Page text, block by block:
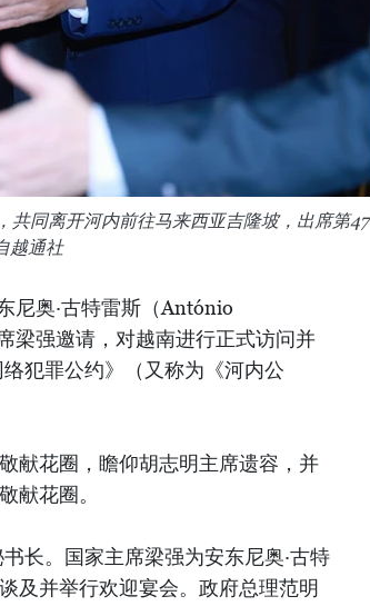
共同离开河内前往马来西亚吉隆坡，出席第47
越通社
尼奥·古特雷斯（António
梁强邀请，对越南进行正式访问并
犯罪公约》（又称为《河内公
献花圈，瞻仰胡志明主席遗容，并
献花圈。
长。国家主席梁强为安东尼奥·古特
及并举行欢迎宴会。政府总理范明